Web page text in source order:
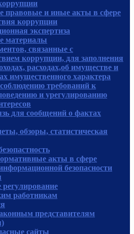
правовые и иные акты в сфере
коррупции
экспертиза
материалы
связанные с
коррупции, для заполнения
расходах,об имуществе и
имущественного характера
требований к
и урегулированию
для сообщений о фактах
обзоры, статистическая
акты в сфере
безопасности
работникам
представителям
сайты